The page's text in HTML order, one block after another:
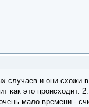
случаев и они схожи
как это происходит.
мало времени -